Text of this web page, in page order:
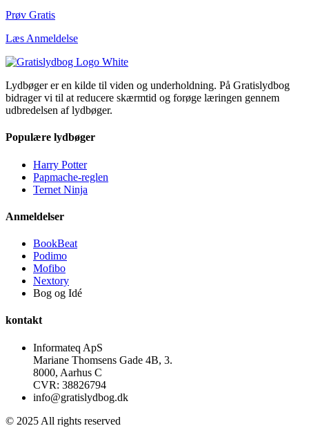
Prøv Gratis
Læs Anmeldelse
Lydbøger er en kilde til viden og underholdning. På Gratislydbog
bidrager vi til at reducere skærmtid og forøge læringen gennem
udbredelsen af lydbøger.
Populære lydbøger
Harry Potter
Papmache-reglen
Ternet Ninja
Anmeldelser
BookBeat
Podimo
Mofibo
Nextory
Bog og Idé
kontakt
Informateq ApS
Mariane Thomsens Gade 4B, 3.
8000, Aarhus C
CVR: 38826794
info@gratislydbog.dk
© 2025 All rights reserved